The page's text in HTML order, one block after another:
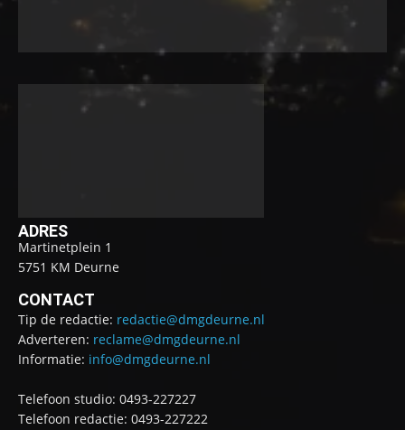
ADRES
Martinetplein 1
5751 KM Deurne
CONTACT
Tip de redactie: redactie@dmgdeurne.nl
Adverteren: reclame@dmgdeurne.nl
Informatie: info@dmgdeurne.nl
Telefoon studio: 0493-227227
Telefoon redactie: 0493-227222